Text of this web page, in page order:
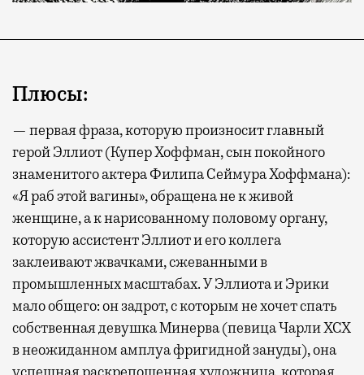
Плюсы:
— первая фраза, которую произносит главный
герой Эллиот (Купер Хоффман, сын покойного
знаменитого актера Филипа Сеймура Хоффмана):
«Я раб этой вагины», обращена не к живой
женщине, а к нарисованному половому органу,
которую ассистент Эллиот и его коллега
заклеивают жвачками, сжеванными в
промышленных масштабах. У Эллиота и Эрики
мало общего: он задрот, с которым не хочет спать
собственная девушка Минерва (певица Чарли XCX
в неожиданном амплуа фригидной зануды), она